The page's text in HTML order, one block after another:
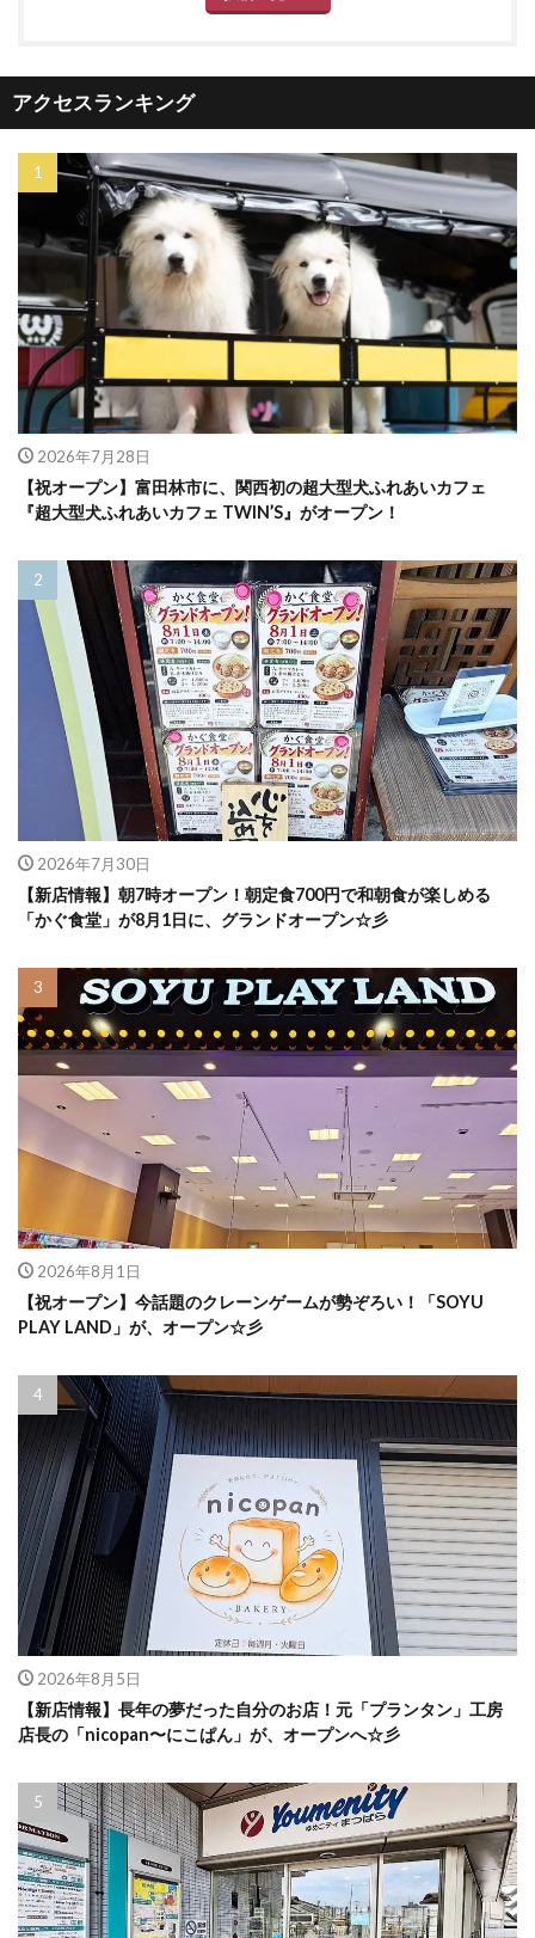
アクセスランキング
2026年7月28日
【祝オープン】富田林市に、関西初の超大型犬ふれあいカフェ
『超大型犬ふれあいカフェ TWIN’S』がオープン！
2026年7月30日
【新店情報】朝7時オープン！朝定食700円で和朝食が楽しめる
「かぐ食堂」が8月1日に、グランドオープン☆彡
2026年8月1日
【祝オープン】今話題のクレーンゲームが勢ぞろい！「SOYU
PLAY LAND」が、オープン☆彡
2026年8月5日
【新店情報】長年の夢だった自分のお店！元「プランタン」工房
店長の「nicopan〜にこぱん」が、オープンへ☆彡